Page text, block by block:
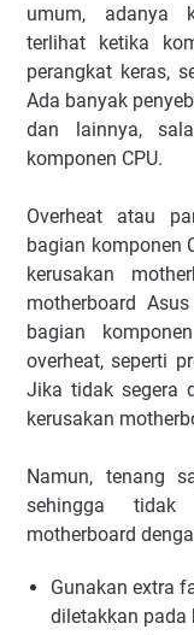
umum, adanya
terlihat ketika
perangkat keras,
Ada banyak
dan lainnya,
komponen CPU.
Overheat atau
bagian komponen
kerusakan
motherboard
bagian
overheat, seperti
Jika tidak segera
kerusakan
Namun, tenang
sehingga tidak
motherboard
Gunakan extra
diletakkan pada